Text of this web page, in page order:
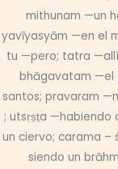
mithunam —un
yavīyasyām —en el
tu —pero; tatra
bhāgavatam —el
santos; pravaram
; utsṛṣṭa —habiendo
un ciervo; carama
siendo un